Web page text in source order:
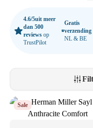
De Sayl onderscheidt zich
hoeveelheid materialen
duurzaamheid. Deze
ergonomische, maar ook een
4.6/5uit meer
dan 500
reviews op
TrustPilot
Gratis
verzending
NL & BE
Sale